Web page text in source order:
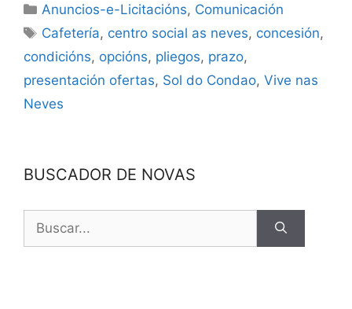
Anuncios-e-Licitacións, Comunicación
Cafetería, centro social as neves, concesión,
condicións, opcións, pliegos, prazo,
presentación ofertas, Sol do Condao, Vive nas
Neves
BUSCADOR DE NOVAS